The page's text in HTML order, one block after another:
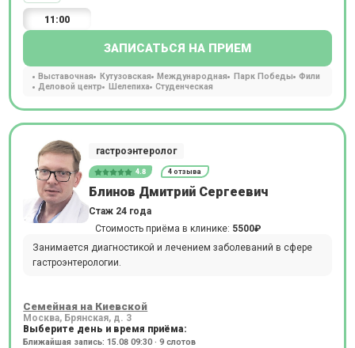
11:00
ЗАПИСАТЬСЯ НА ПРИЕМ
Выставочная Кутузовская Международная Парк Победы
Фили
Деловой центр
Шелепиха Студенческая
гастроэнтеролог
4.8 4 отзыва
Блинов Дмитрий Сергеевич
Стаж 24 года
Стоимость приёма в клинике: 5500₽
Занимается диагностикой и лечением заболеваний в сфере
гастроэнтерологии.
Семейная на Киевской
Москва, Брянская, д. 3
Выберите день и время приёма:
Ближайшая запись: 15.08 09:30 · 9 слотов